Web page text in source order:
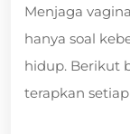
Menjaga
hanya soal
hidup. Berikut
terapkan